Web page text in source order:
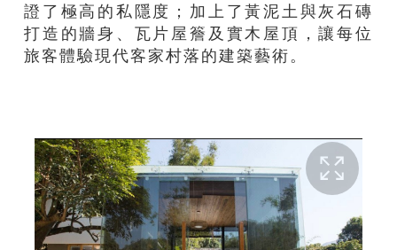
證了極高的私隱度；加上了黃泥土與灰石磚
打造的牆身、瓦片屋簷及實木屋頂，讓每位
旅客體驗現代客家村落的建築藝術。